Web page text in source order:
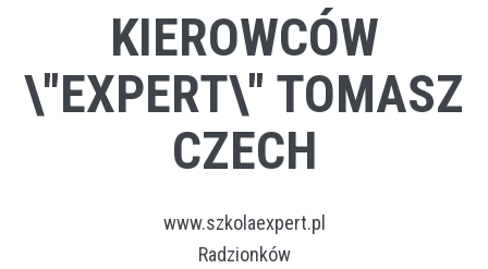
KIEROWCÓW
\"EXPERT\" TOMASZ
CZECH
www.szkolaexpert.pl
Radzionków